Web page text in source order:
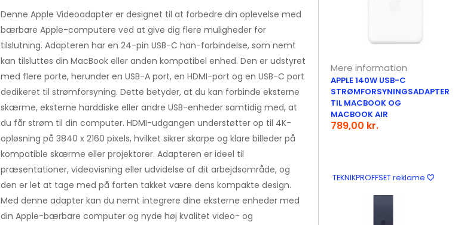
Denne Apple Videoadapter er designet til at forbedre din oplevelse med
bærbare Apple-computere ved at give dig flere muligheder for
tilslutning. Adapteren har en 24-pin USB-C han-forbindelse, som nemt
kan tilsluttes din MacBook eller anden kompatibel enhed. Den er udstyret
med flere porte, herunder en USB-A port, en HDMI-port og en USB-C port
dedikeret til strømforsyning. Dette betyder, at du kan forbinde eksterne
skærme, eksterne harddiske eller andre USB-enheder samtidig med, at
du får strøm til din computer. HDMI-udgangen understøtter op til 4K-
opløsning på 3840 x 2160 pixels, hvilket sikrer skarpe og klare billeder på
kompatible skærme eller projektorer. Adapteren er ideel til
præsentationer, videovisning eller udvidelse af dit arbejdsområde, og
den er let at tage med på farten takket være dens kompakte design.
Med denne adapter kan du nemt integrere dine eksterne enheder med
din Apple-bærbare computer og nyde høj kvalitet video- og
Mere information
APPLE 140W USB-C
STRØMFORSYNINGSADAPTER
TIL MACBOOK OG
MACBOOK AIR
789,00 kr.
TEKNIKPROFFSET reklame